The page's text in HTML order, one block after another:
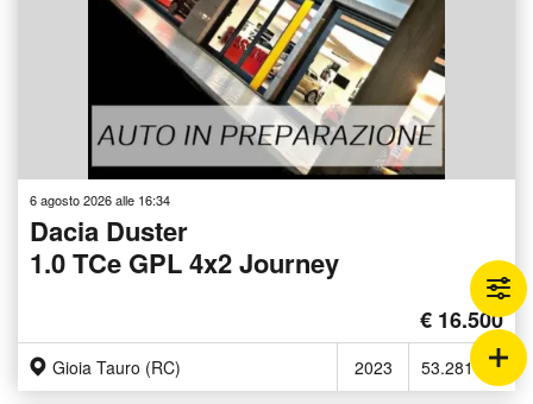
6 agosto 2026 alle 16:34
Dacia Duster
1.0 TCe GPL 4x2 Journey
€ 16.500
Gioia Tauro (RC) 2023 53.281 Km